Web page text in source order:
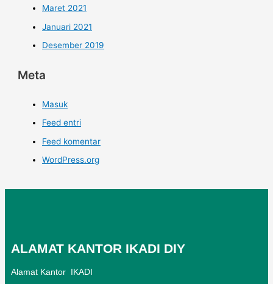
Maret 2021
Januari 2021
Desember 2019
Meta
Masuk
Feed entri
Feed komentar
WordPress.org
ALAMAT KANTOR IKADI DIY
Alamat Kantor IKADI